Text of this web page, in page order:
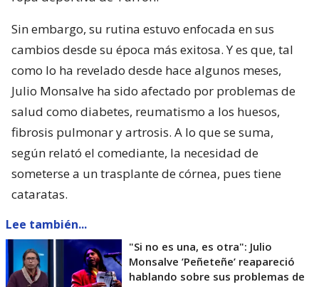
Sin embargo, su rutina estuvo enfocada en sus
cambios desde su época más exitosa. Y es que, tal
como lo ha revelado desde hace algunos meses,
Julio Monsalve ha sido afectado por problemas de
salud como diabetes, reumatismo a los huesos,
fibrosis pulmonar y artrosis. A lo que se suma,
según relató el comediante, la necesidad de
someterse a un trasplante de córnea, pues tiene
cataratas.
Lee también...
"Si no es una, es otra": Julio
Monsalve ’Peñeteñe’ reapareció
hablando sobre sus problemas de